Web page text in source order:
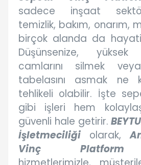
sadece inşaat
temizlik, bakım, onarım,
birçok alanda da
Düşünsenize,
camlarını silmek
tabelasını asmak
tehlikeli olabilir. İşte
gibi işleri hem
güvenli hale getirir.
İşletmeciliği olarak,
Vinç Platform